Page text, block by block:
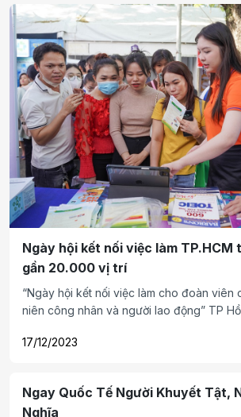
Ngày hội kết nối việc làm TP.HCM
gần 20.000 vị trí
“Ngày hội kết nối việc làm cho đoàn viên
niên công nhân và người lao động” TP
tham gia của 92 doanh nghiệp, đơn vị
cầu tuyển dụng hơn 19,600 vị trí.
17/12/2023
Ngay Quốc Tế Người Khuyết Tật,
Nghĩa